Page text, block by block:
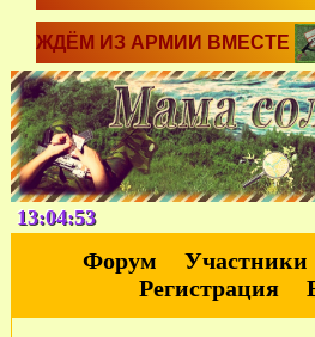
ЖДЁМ ИЗ АРМИИ ВМЕСТЕ
13:04:54
Форум Участники
Регистрация